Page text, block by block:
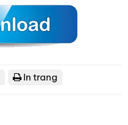
In trang